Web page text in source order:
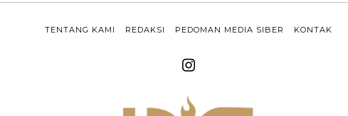
TENTANG KAMI REDAKSI PEDOMAN MEDIA SIBER KONTAK